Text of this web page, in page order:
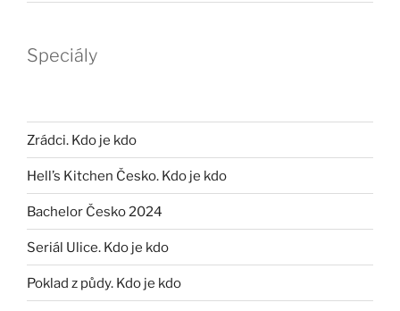
Speciály
Zrádci. Kdo je kdo
Hell’s Kitchen Česko. Kdo je kdo
Bachelor Česko 2024
Seriál Ulice. Kdo je kdo
Poklad z půdy. Kdo je kdo